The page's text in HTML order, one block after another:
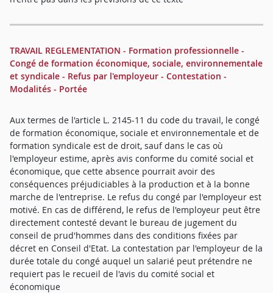
TRAVAIL REGLEMENTATION - Formation professionnelle -
Congé de formation économique, sociale, environnementale
et syndicale - Refus par l'employeur - Contestation -
Modalités - Portée
Aux termes de l'article L. 2145-11 du code du travail, le congé
de formation économique, sociale et environnementale et de
formation syndicale est de droit, sauf dans le cas où
l'employeur estime, après avis conforme du comité social et
économique, que cette absence pourrait avoir des
conséquences préjudiciables à la production et à la bonne
marche de l'entreprise. Le refus du congé par l'employeur est
motivé. En cas de différend, le refus de l'employeur peut être
directement contesté devant le bureau de jugement du
conseil de prud'hommes dans des conditions fixées par
décret en Conseil d'Etat. La contestation par l'employeur de la
durée totale du congé auquel un salarié peut prétendre ne
requiert pas le recueil de l'avis du comité social et
économique